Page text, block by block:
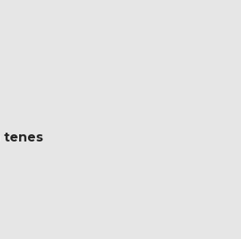
tenes